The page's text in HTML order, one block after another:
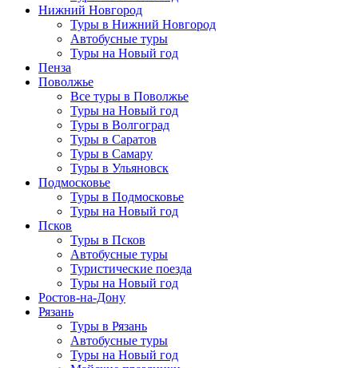
Нижний Новгород
Туры в Нижний Новгород
Автобусные туры
Туры на Новый год
Пенза
Поволжье
Все туры в Поволжье
Туры на Новый год
Туры в Волгоград
Туры в Саратов
Туры в Самару
Туры в Ульяновск
Подмосковье
Туры в Подмосковье
Туры на Новый год
Псков
Туры в Псков
Автобусные туры
Туристические поезда
Туры на Новый год
Ростов-на-Дону
Рязань
Туры в Рязань
Автобусные туры
Туры на Новый год